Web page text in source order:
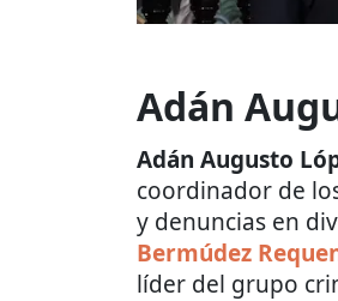
Adán
Adán Augusto
coordinador de
y denuncias en
Bermúdez
líder del grupo